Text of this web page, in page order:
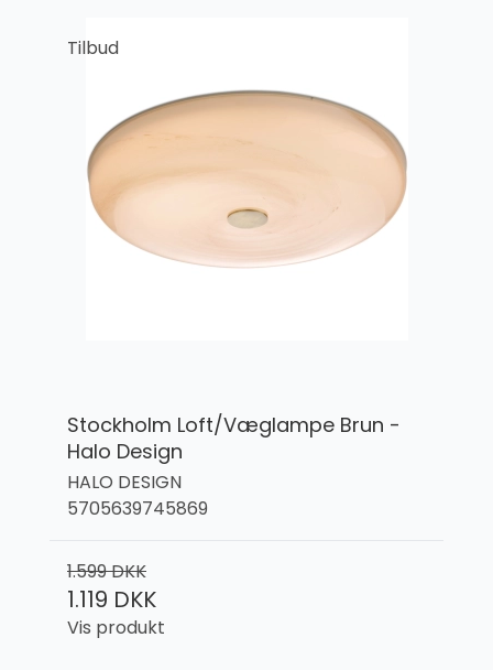
Tilbud
Stockholm Loft/Væglampe Brun -
Halo Design
HALO DESIGN
5705639745869
1.599 DKK
1.119 DKK
Vis produkt